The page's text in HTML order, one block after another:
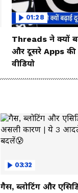
01:28
Threads ने क्यों
और दूसरे Apps
वीडियो
03:32
गैस, ब्लोटिंग और